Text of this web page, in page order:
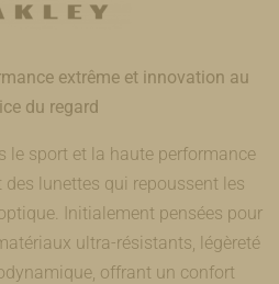
extrême et innovation au
du regard
le sport et la haute performance
lunettes qui repoussent les
Initialement pensées pour
ultra-résistants, légèreté
offrant un confort